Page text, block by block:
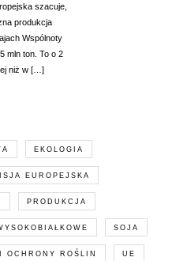
szacuje,
produkcja
Wspólnoty
mln ton. To o 2
niż w […]
EKOLOGIA
EUROPEJSKA
PRODUKCJA
SOJA
OCHRONY ROŚLIN UE